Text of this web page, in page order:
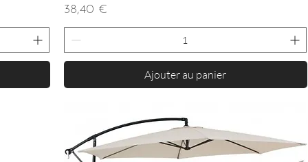
Prix
38,40 €
Ajouter au panier